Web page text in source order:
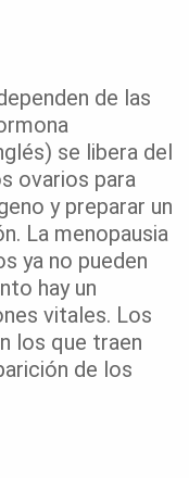
de las
se libera del
ovarios para
y preparar un
La menopausia
ya no pueden
hay un
vitales. Los
los que traen
de los